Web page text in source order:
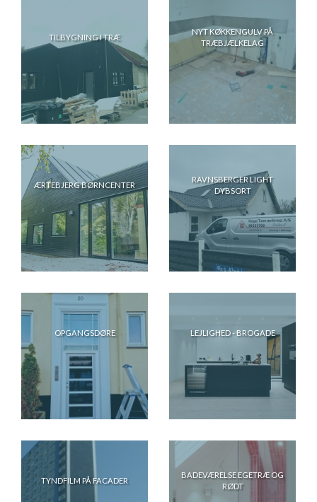
TILBYGNING I TRÆ
NYT KØKKENGULV PÅ
TRÆBJÆLKELAG
ÆRTEBJERG BØRNCENTER
RAVNSBERGER LIGHT
DYBSORT
OPGANGSDØRE LEJLIGHED - BROGADE
TYNDFILM PÅ FACADER
BADEVÆRELSE EGETRÆ OG
RØDT